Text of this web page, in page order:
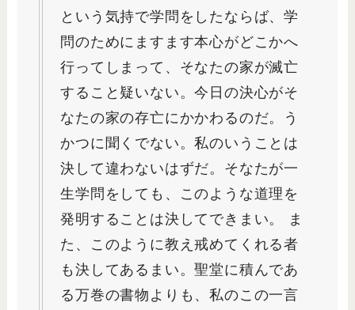
という気持で学問をしたならば、学
問のためにますます本心がどこかへ
行ってしまって、そなたの家が滅亡
すること疑いない。今日の決心がそ
なたの家の存亡にかかわるのだ。う
かつに聞くでない。私のいうことは
決して違わないはずだ。そなたが一
生学問をしても、このような道理を
発明することは決してできまい。 ま
た、このように教え戒めてくれる者
も決してあるまい。聖堂に積んであ
る万巻の書物よりも、私のこの一言